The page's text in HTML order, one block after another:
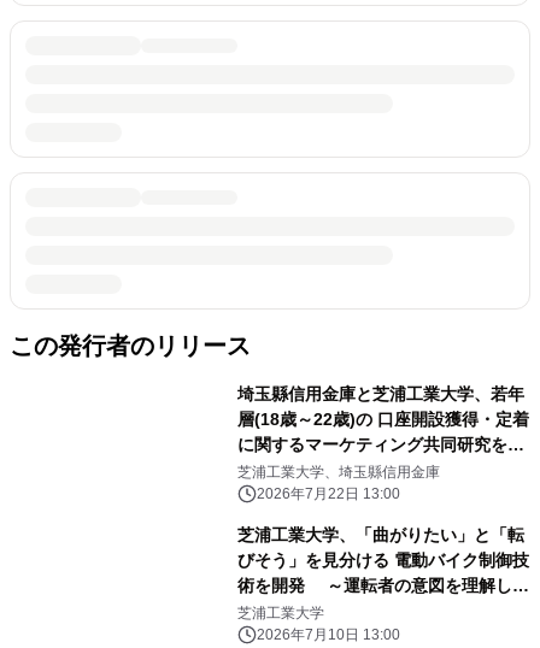
この発行者のリリース
埼玉縣信用金庫と芝浦工業大学、若年
層(18歳～22歳)の 口座開設獲得・定着
に関するマーケティング共同研究を開
始
芝浦工業大学、埼玉縣信用金庫
2026年7月22日 13:00
芝浦工業大学、「曲がりたい」と「転
びそう」を見分ける 電動バイク制御技
術を開発 ～運転者の意図を理解し、
必要なときだけ転倒防止を支援～
芝浦工業大学
2026年7月10日 13:00